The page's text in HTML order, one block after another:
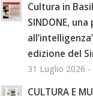
Cultura in
SINDONE,
edizione del
31 Luglio 2026
CULTURA E